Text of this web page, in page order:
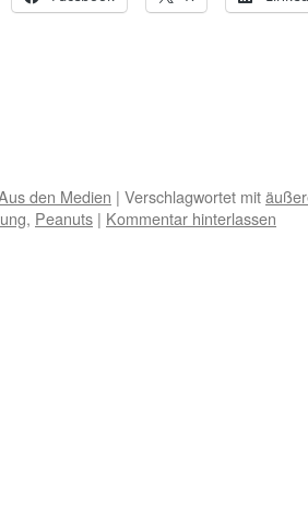
den Medien | Verschlagwortet mit
, Peanuts | Kommentar hinterlassen